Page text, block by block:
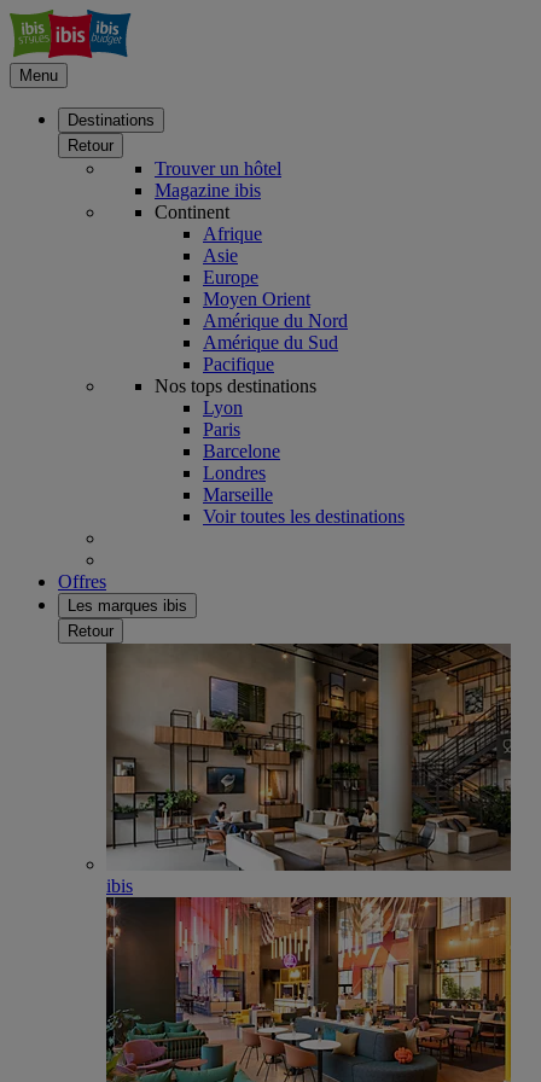
Menu
Destinations
Retour
Trouver un hôtel
Magazine ibis
Continent
Afrique
Asie
Europe
Moyen Orient
Amérique du Nord
Amérique du Sud
Pacifique
Nos tops destinations
Lyon
Paris
Barcelone
Londres
Marseille
Voir toutes les destinations
Offres
Les marques ibis
Retour
ibis